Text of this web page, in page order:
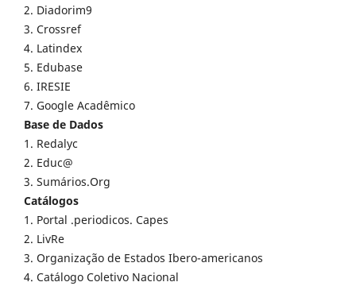
2. Diadorim9
3. Crossref
4. Latindex
5. Edubase
6. IRESIE
7. Google Acadêmico
Base de Dados
1. Redalyc
2. Educ@
3. Sumários.Org
Catálogos
1. Portal .periodicos. Capes
2. LivRe
3. Organização de Estados Ibero-americanos
4. Catálogo Coletivo Nacional